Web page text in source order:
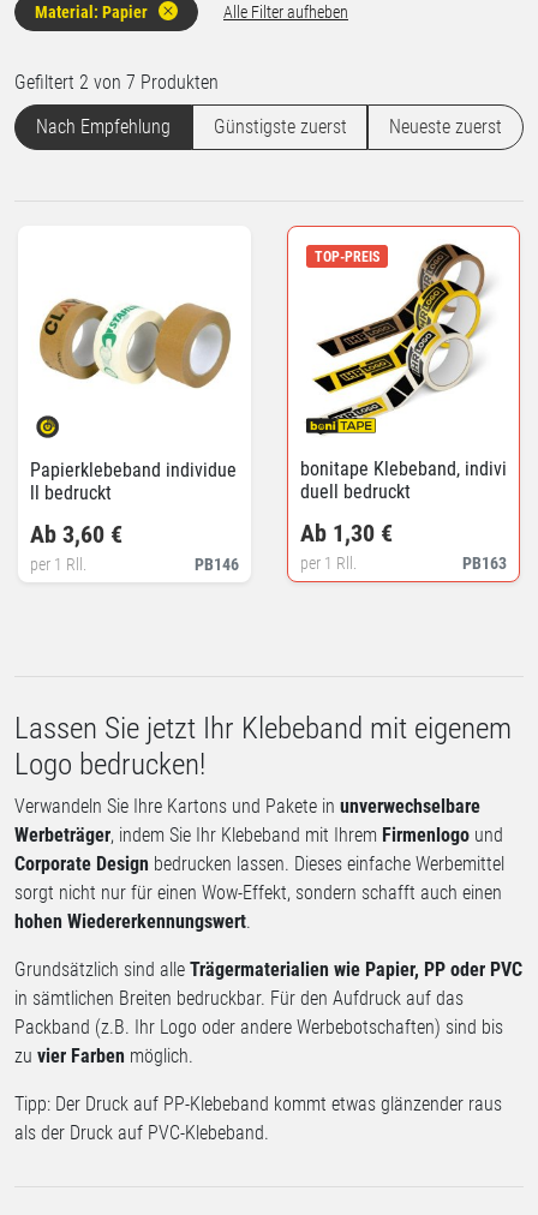
Material: Papier Alle Filter aufheben
Gefiltert 2 von 7 Produkten
Nach Empfehlung
Günstigste zuerst Neueste zuerst
Papierklebeband individue
ll bedruckt
PB146
Ab 3,60 €
per 1 Rll.
TOP-PREIS
bonitape Klebeband, indivi
duell bedruckt
PB163
Ab 1,30 €
per 1 Rll.
Lassen Sie jetzt Ihr Klebeband mit eigenem
Logo bedrucken!
Verwandeln Sie Ihre Kartons und Pakete in unverwechselbare
Werbeträger, indem Sie Ihr Klebeband mit Ihrem Firmenlogo und
Corporate Design bedrucken lassen. Dieses einfache Werbemittel
sorgt nicht nur für einen Wow-Effekt, sondern schafft auch einen
hohen Wiedererkennungswert.
Grundsätzlich sind alle Trägermaterialien wie Papier, PP oder PVC
in sämtlichen Breiten bedruckbar. Für den Aufdruck auf das
Packband (z.B. Ihr Logo oder andere Werbebotschaften) sind bis
zu vier Farben möglich.
Tipp: Der Druck auf PP-Klebeband kommt etwas glänzender raus
als der Druck auf PVC-Klebeband.